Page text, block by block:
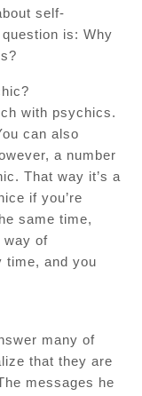
self-
is: Why
with psychics.
can also
a number
That way it’s a
if you’re
same time,
way of
time, and you
many of
that they are
messages he